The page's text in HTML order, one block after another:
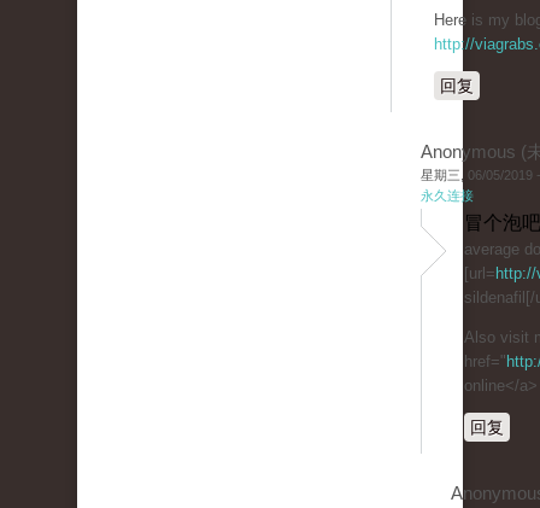
Here is my
http://
回复
Anonymous (
星期三, 06/05/2019
永久连接
冒个泡
average
[url=
sildenafil[/
Also visit
href="
online</a>
回复